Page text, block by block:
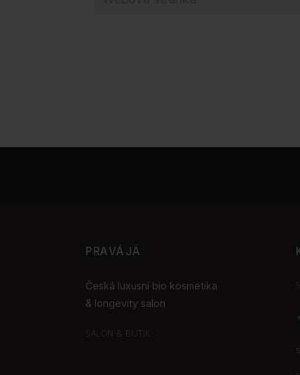
PRAVÁJÁ
Česká luxusní bio kosmetika
& longevity salon
SALON & BUTIK: